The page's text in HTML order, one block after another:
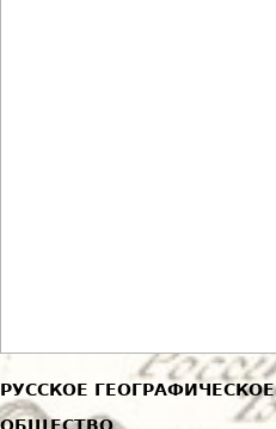
РУССКОЕ ГЕОГРАФИЧЕСКОЕ